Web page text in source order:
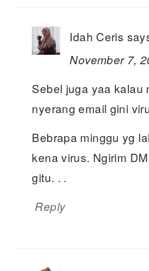
Idah Ceris
November 7,
Sebel juga yaa kalau
nyerang email gini
Bebrapa minggu yg
kena virus. Ngirim
gitu. . .
Reply